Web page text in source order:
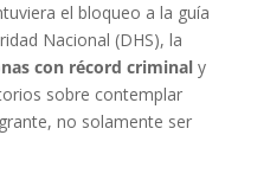
el bloqueo a la guía
Nacional (DHS), la
con récord criminaly
sobre contemplar
no solamente ser